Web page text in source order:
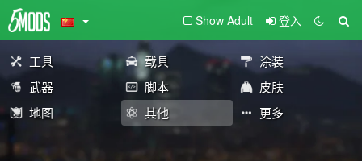
Show Adult 登入
工具 载具
涂装
武器
脚本
皮肤
地图
其他 更多